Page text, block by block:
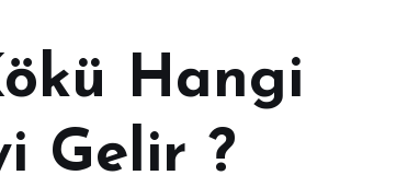
Hangi
Gelir ?